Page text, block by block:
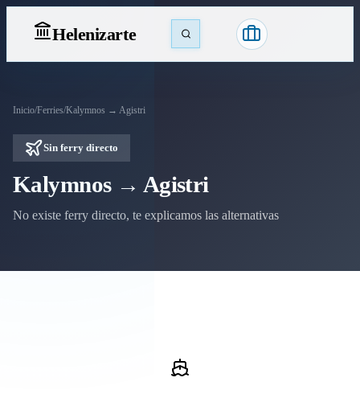
Helenizarte
Inicio/Ferries/Kalymnos → Agistri
Sin ferry directo
Kalymnos → Agistri
No existe ferry directo, te explicamos las alternativas